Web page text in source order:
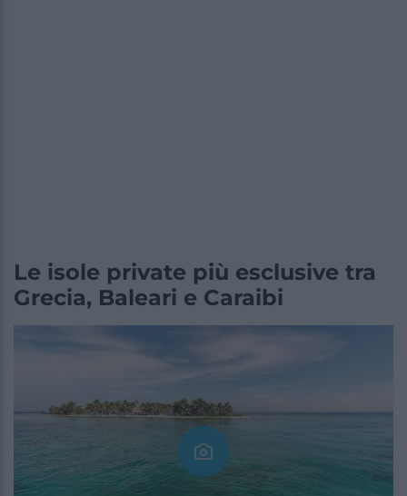
Le isole private più esclusive tra
Grecia, Baleari e Caraibi